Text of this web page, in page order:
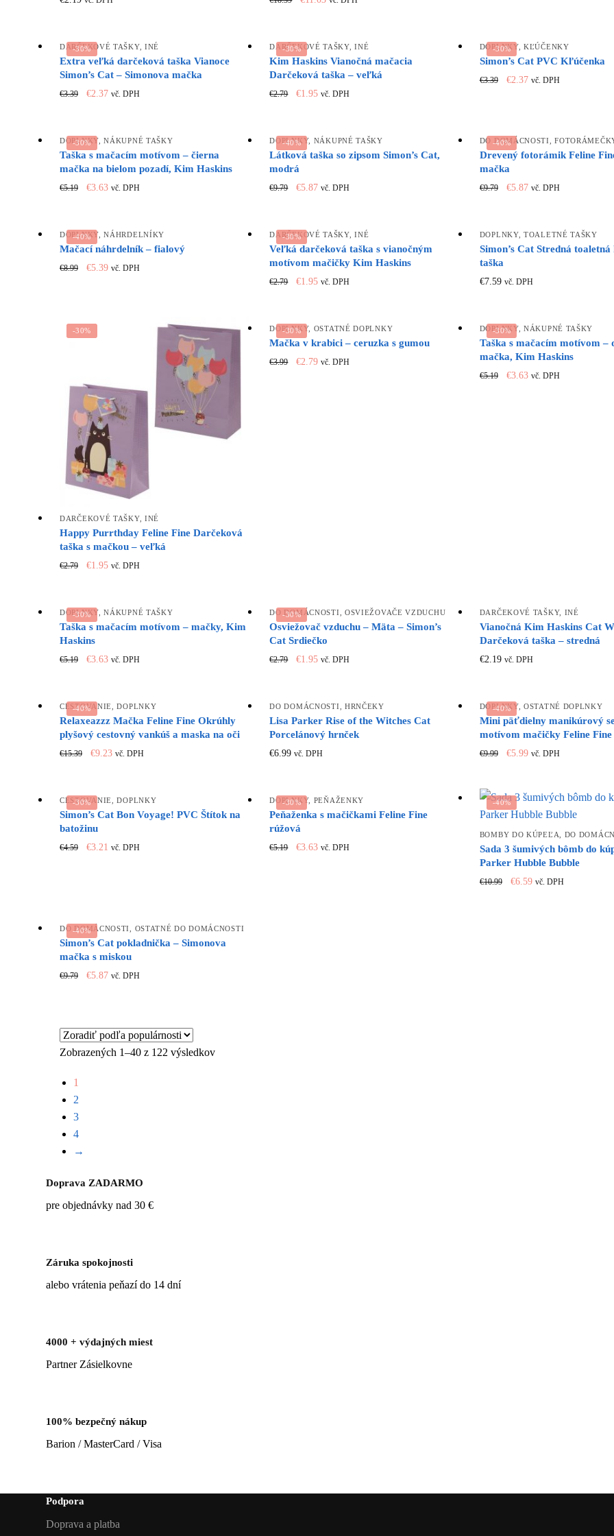
€18.39.€11.03.
-30%
DARČEKOVÉ TAŠKY, INÉ
Extra veľká darčeková taška Vianoce
Simon’s Cat – Simonova mačka
€3.39
Original
€3.39.
€2.37Current
€2.37.
vč. DPH
-30%
DARČEKOVÉ TAŠKY,INÉ
Kim Haskins Vianočná mačacia
Darčeková taška – veľká
€2.79
Original
€2.79.
€1.95 Current
€1.95.
vč. DPH
-30%
DOPLNKY,KĽÚČENKY
Simon’s Cat PVC Kľúčenka
€3.39
Original
€2.37Current
vč. DPH
-30%
DOPLNKY,NÁKUPNÉ TAŠKY
Taška s mačacím motívom – čierna
mačka na bielom pozadí, Kim Haskins
€5.19
Original
€5.19.
€3.63 Current
€3.63.
vč. DPH
-40%
DOPLNKY, NÁKUPNÉ TAŠKY
Látková taška so zipsom Simon’s Cat,
modrá
€9.79
Original
€9.79.
€5.87Current
€5.87.
vč. DPH
-40%
DO DOMÁCNOSTI,
Drevený fotorámik Feline
mačka
€9.79
Original
€9.79.
€5.87Current
€5.87.
vč. DPH
-40%
DOPLNKY,NÁHRDELNÍKY
Mačací náhrdelník – fialový
€8.99
Original
€5.39Current
vč. DPH
-30%
DARČEKOVÉ TAŠKY,INÉ
Veľká darčeková taška s vianočným
motívom mačičky Kim Haskins
€2.79
Original
€2.79.
€1.95 Current
€1.95.
vč. DPH
DOPLNKY,TOALETNÉ TAŠKY
Simon’s Cat Stredná
taška
€7.59 vč. DPH
-30%
DARČEKOVÉ TAŠKY, INÉ
Happy Purrthday Feline Fine Darčeková
taška s mačkou – veľká
€2.79
Original
€2.79.
€1.95 Current
€1.95.
vč. DPH
-30%
DOPLNKY, OSTATNÉ DOPLNKY
Mačka v krabici – ceruzka s gumou
€3.99
Original
€2.79Current
vč. DPH
-30%
DOPLNKY,NÁKUPNÉ TAŠKY
Taška s mačacím motívom –
mačka, Kim Haskins
€5.19
Original
€3.63Current
vč. DPH
-30%
DOPLNKY,NÁKUPNÉ TAŠKY
Taška s mačacím motívom – mačky, Kim
Haskins
€5.19
Original
€5.19.
€3.63 Current
€3.63.
vč. DPH
-30%
DO DOMÁCNOSTI OSVIEŽOVAČE VZDUCHU
Osviežovač vzduchu – Mäta – Simon’s
Cat Srdiečko
€2.79
Original
€2.79.
€1.95 Current
€1.95.
vč. DPH
DARČEKOVÉ TAŠKY, INÉ
Vianočná Kim Haskins Cat
Darčeková taška – stredná
€2.19 vč. DPH
-40%
CESTOVANIE ,DOPLNKY
Relaxeazzz Mačka Feline Fine Okrúhly
plyšový cestovný vankúš a maska ​​na oči
€15.39
Original
€15.39.
€9.23 Current
€9.23.
vč. DPH
DO DOMÁCNOSTI HRNČEKY
Lisa Parker Rise of the Witches Cat
Porcelánový hrnček
€6.99 vč. DPH
-40%
DOPLNKY,OSTATNÉ DOPLNKY
Mini päťdielny manikúrový
motívom mačičky Feline Fine
€9.99
Original
€9.99.
€5.99Current
€5.99.
vč. DPH
-30%
CESTOVANIE ,DOPLNKY
Simon’s Cat Bon Voyage! PVC Štítok na
batožinu
€4.59
Original
€3.21 Current
vč. DPH
-30%
DOPLNKY, PEŇAŽENKY
Peňaženka s mačičkami Feline Fine
rúžová
€5.19
Original
€3.63 Current
vč. DPH
-40%
BOMBY DO KÚPEĽA DO
Sada 3 šumivých bômb do
Parker Hubble Bubble
€10.99
Original
€6.59Current
vč. DPH
-40%
DO DOMÁCNOSTI OSTATNÉ DO DOMÁCNOSTI
Simon’s Cat pokladnička – Simonova
mačka s miskou
€9.79
Original
€5.87Current
vč. DPH
Zobrazených 1–40 z 122 výsledkov
1
2
3
4
→
Doprava ZADARMO
pre objednávky nad 30 €
Záruka spokojnosti
alebo vrátenia peňazí do 14 dní
4000 + výdajných miest
Partner Zásielkovne
100% bezpečný nákup
Barion / MasterCard / Visa
Podpora
Doprava a platba